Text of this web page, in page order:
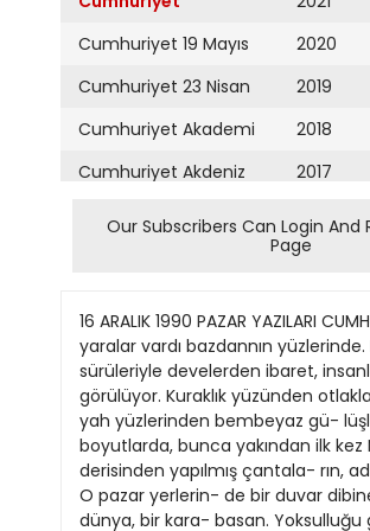
Cumhuriyet 19 Mayıs
Cumhuriyet 23 Nisan
Cumhuriyet Akademi
Cumhuriyet Akdeniz
Cumhuriyet Alışveriş
Cumhuriyet Ankara
Cumhuriyet Büyük
Taaruz
Cumhuriyet
Cumartesi
Cumhuriyet Çevre
2020
2019
2018
2017
2016
2015
2013
2012
2011
2010
2009
Our Subscribers Can Login And
Page
16 ARALIK 1990 PAZAR YAZILARI CUMHURİYET/13 Niamey'den Afrika'nın bunca yoksulluğuna karşın NtJER'DE YOKSULLUK — Kabuk tutmuş yaralar vardı bazdannın yüzlerinde. Kent sözcüğü, Nijer'de pek fazla bir şey ifade etmiyor. Başkent Niamey, kerpiç evlerden, keçi sürüleriyle develerden ibaret, insanlar yaya. Yalnızca yoksulluk değil, sevecenlik ve konukseverlik de bunca yakından bu ülkede görülüyor. Kuraklık yüzünden otlaklarını, göçebe kamplannı terk edip kente gelen çöp insanlanydı ço- ğu, Ve tüm güçlüklere karşın si- yah yüzlerinden bembeyaz gü- lüşlerini eksik etmiyorlardı. Yal- nızca yoksulluğu değil, sevecen- liği, sabn, konukseverliği de bu boyutlarda, bunca yakından ilk kez Nijer'de gördüm. Ve her şe- yin, incik boncukla yeşil porta- kalların, büyülü muskalarla de- ve derisinden yapılmış çantala- rın, adını bile bilmedigım ka- buklu meyvelerin, her türlü ba- haratla süs eşyalarının satıldığı pazar yerlerini. O pazar yerlerin- de bir duvar dibine oturmuş, ko- NEDtM GÜRSEL NİAMEY — Uk kez geliyo- rum Siyah Afrika'ya. Değişik, bambaşka bir dünya, bir kara- basan. Yoksulluğu gördüm ilk kez. Bu boyutlarda, bunca so- mut, bu denli yakınımda ilk kez burada, Nijer'de gördüm yok- sulluğu. Şiş karınlı, çınlçıplak, aç çocukîar. Kentin kenar ma- hallelerinde sokakların kırmızı toprağjna bulanmış, tavuklarla oynuyor, toz içinde bağırışıp ça- ğırışıyorlardı. Kabuk tutmuş ya- ralar vardı bazılarının yüzlerin- de. Kadınların ayakları çıplak, erkeklerin yüzleri örtülüydü. caman kara memeleriyle çocuk- larını emziren şişman kadınlan, açık havada, pislik içinde pişi- rilen halkalarla tavuk ve kerten- keleleri. Afrika pazarlanndaki renk zenginliğini, etnik kaynaş- mayla dil boliuğunu, yoksulluk- la sevecenliği dünyanın başka hiçbir yerinde bulamayacağımı söyleyen dostlarım hakhymış. Niamey'in pazarı gerçeküstü bir panayırla korku filmlerinin atmosferini yansıtıyordu. Nijer ırmağında tutulmuş iri pullu, kocaman ağızlı balıkların üzerı- ne at sinekleri konuyordu sıcak- ta. Burnu halkalı dev bir kadın durmadan bir şeyler anlatıyor- du. Bir başkası tezgâhın önüne çökmüş tıraş sabunuyla ayna sa- tıyordu. Aynalann içinde Sene- gal'den getirilmiş yengeçlerle ka- ridesler kokmaya başlarruşlardı. Güneşte, soğuk mevsimde olma- mıza karşın gölgede otuz beş de- receyi bulan sıcakta her şey bo- TOYOTA" Y e n i P a s a p o r t u n u z " zuluyor, kokuyor, çürüyüp da- ğılıyordu. Deve külbastılarıyla boyun butlan, gümüş takılarla viski şişelerinde satılan zeytin yağı, her şey, her şey olağan dı- şıydı. Ve insanlar bu çürümenin içinde, bunca pislik ve karmaşa- nın içinde